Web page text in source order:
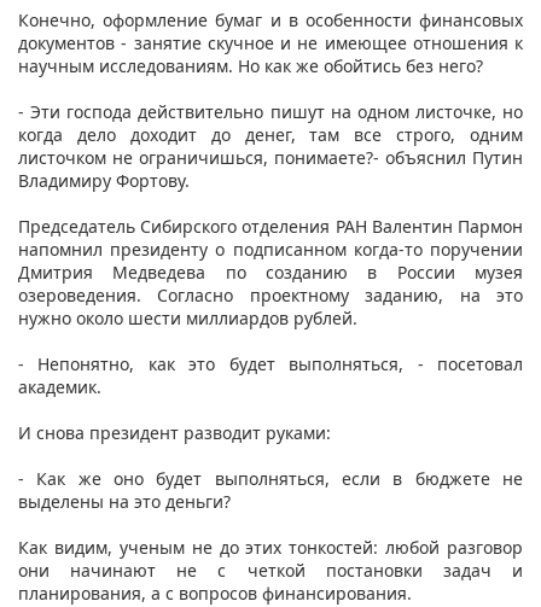
Конечно, оформление бумаг и в особенности финансовых
документов - занятие скучное и не имеющее отношения к
научным исследованиям. Но как же обойтись без него?
- Эти господа действительно пишут на одном листочке, но
когда дело доходит до денег, там все строго, одним
листочком не ограничишься, понимаете?- объяснил Путин
Владимиру Фортову.
Председатель Сибирского отделения РАН Валентин Пармон
напомнил президенту о подписанном когда-то поручении
Дмитрия Медведева по созданию в России музея
озероведения. Согласно проектному заданию, на это
нужно около шести миллиардов рублей.
- Непонятно, как это будет выполняться, - посетовал
академик.
И снова президент разводит руками:
- Как же оно будет выполняться, если в бюджете не
выделены на это деньги?
Как видим, ученым не до этих тонкостей: любой разговор
они начинают не с четкой постановки задач и
планирования, а с вопросов финансирования.